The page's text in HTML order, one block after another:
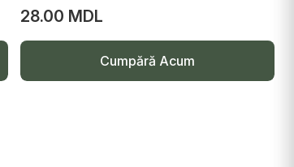
28.00 MDL
Cumpără Acum